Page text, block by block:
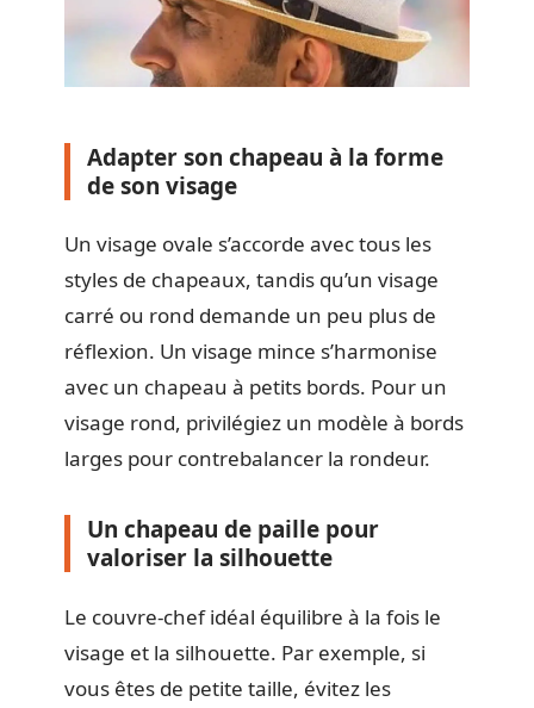
Adapter son chapeau à la forme
de son visage
Un visage ovale s’accorde avec tous les
styles de chapeaux, tandis qu’un visage
carré ou rond demande un peu plus de
réflexion. Un visage mince s’harmonise
avec un chapeau à petits bords. Pour un
visage rond, privilégiez un modèle à bords
larges pour contrebalancer la rondeur.
Un chapeau de paille pour
valoriser la silhouette
Le couvre-chef idéal équilibre à la fois le
visage et la silhouette. Par exemple, si
vous êtes de petite taille, évitez les